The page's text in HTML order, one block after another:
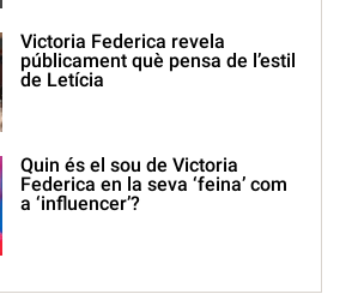
Victoria Federica revela
públicament què pensa de l’estil
de Letícia
Quin és el sou de Victoria
Federica en la seva ‘feina’ com
a ‘influencer’?